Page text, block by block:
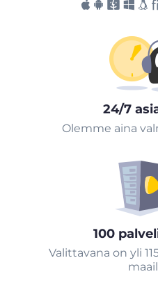
24/7
Olemme aina
100
Valittavana on yli